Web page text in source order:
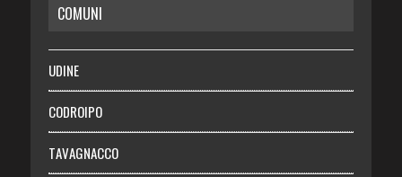
RISPARMIO
SALUTE
Necrologie
Chi siamo
COMUNI
UDINE
CODROIPO
TAVAGNACCO